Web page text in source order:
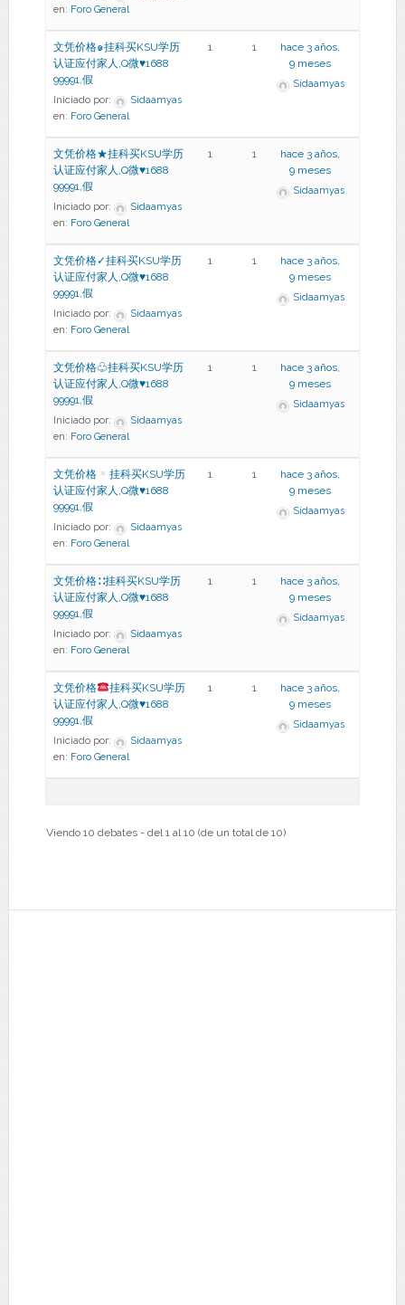
en: Foro General
文凭价格๑挂科买KSU学历
认证应付家人,Q微♥1688
99991,假
Iniciado por:
Sidaamyas
en: Foro General
1 1
hace 3 años,
9 meses
Sidaamyas
文凭价格★挂科买KSU学历
认证应付家人,Q微♥1688
99991,假
Iniciado por:
Sidaamyas
en: Foro General
1 1
hace 3 años,
9 meses
Sidaamyas
文凭价格✓挂科买KSU学历
认证应付家人,Q微♥1688
99991,假
Iniciado por:
Sidaamyas
en: Foro General
1 1
hace 3 años,
9 meses
Sidaamyas
文凭价格♧挂科买KSU学历
认证应付家人,Q微♥1688
99991,假
Iniciado por:
Sidaamyas
en: Foro General
1 1
hace 3 años,
9 meses
Sidaamyas
文凭价格
挂科买KSU学历
认证应付家人,Q微♥1688
99991,假
Iniciado por:
Sidaamyas
en: Foro General
1 1
hace 3 años,
9 meses
Sidaamyas
文凭价格∷挂科买KSU学历
认证应付家人,Q微♥1688
99991,假
Iniciado por:
Sidaamyas
en: Foro General
1 1
hace 3 años,
9 meses
Sidaamyas
文凭价格
挂科买KSU学历
认证应付家人,Q微♥1688
99991,假
Iniciado por:
Sidaamyas
en: Foro General
1 1
hace 3 años,
9 meses
Sidaamyas
Viendo 10 debates - del 1 al 10 (de un total de 10)